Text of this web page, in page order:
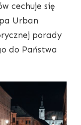
cechuje się
Urban
porady
do Państwa